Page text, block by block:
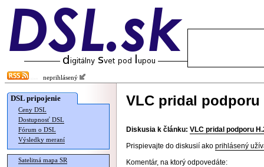
neprihlásený
DSL pripojenie
Ceny DSL
Dostupnosť DSL
Fórum o DSL
Výsledky meraní
Satelitná mapa SR
VLC pridal podporu
Diskusia k článku: VLC pridal podporu
Prispievajte do diskusií ako prihlásený
Komentár, na ktorý odpovedáte: